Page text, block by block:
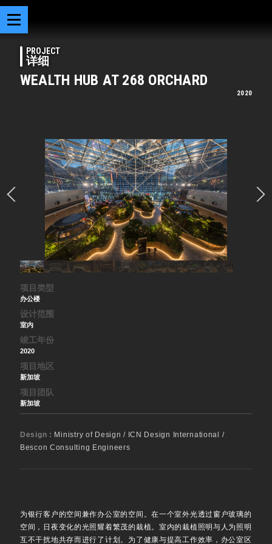
PROJECT
详细
WEALTH HUB AT 268 ORCHARD
2020
项目类型
办公楼
设计范围
室内
竣工年份
2020
项目地区
新加坡
项目团队
新加坡
Design : Ministry of Design / ICN Design International /
Bescon Consulting Engineers
为银行客户的空间兼作办公室的空间。在一个室外光透过窗户玻璃的
空间，日夜变化的光照耀着繁茂的栽植。室内的栽植照明与人为照明
互不干扰地共存而进行了计划。为了健康与提高工作效率，办公室区